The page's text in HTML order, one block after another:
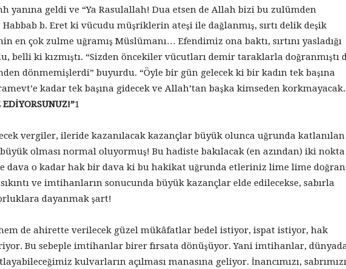
yanına geldi ve “Ya Rasulallah! Dua etsen de Allah bizi bu zulümden
b. Eret ki vücudu müşriklerin ateşi ile dağlanmış, sırtı delik deşik
en çok zulme uğramış Müslümanı… Efendimiz ona baktı, sırtını yasladığı
belli ki kızmıştı. “Sizden öncekiler vücutları demir taraklarla doğranmıştı
dönmemişlerdi” buyurdu. “Öyle bir gün gelecek ki bir kadın tek başına
kadar tek başına gidecek ve Allah’tan başka kimseden korkmayacak.
EDİYORSUNUZ!”1
vergiler, ileride kazanılacak kazançlar büyük olunca uğrunda katlanılan
büyük olması normal oluyormuş! Bu hadiste bakılacak (en azından) iki nokta
dava o kadar hak bir dava ki bu hakikat uğrunda etleriniz lime lime
ve imtihanların sonucunda büyük kazançlar elde edilecekse, sabırla
dayanmak şart!
de ahirette verilecek güzel mükâfatlar bedel istiyor, ispat istiyor, hak
Bu sebeple imtihanlar birer fırsata dönüşüyor. Yani imtihanlar,
kulvarların açılması manasına geliyor. İnancımızı,